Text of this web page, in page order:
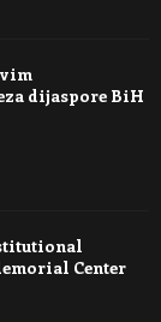
dijaspore BiH
Center